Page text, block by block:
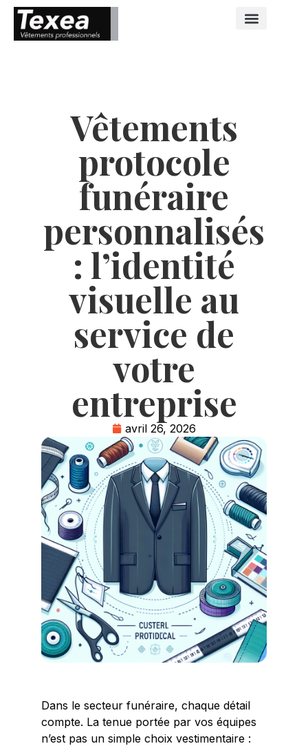
Vêtements
protocole
funéraire
personnalisés
: l’identité
visuelle au
service de
votre
entreprise
avril 26, 2026
Dans le secteur funéraire, chaque détail
compte. La tenue portée par vos équipes
n’est pas un simple choix vestimentaire :